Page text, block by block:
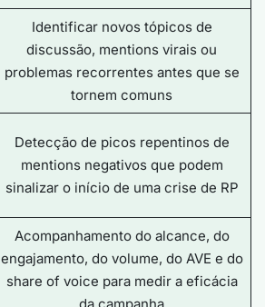
Identificar novos tópicos de
discussão, mentions virais ou
problemas recorrentes antes que se
tornem comuns
Detecção de picos repentinos de
mentions negativos que podem
sinalizar o início de uma crise de RP
Acompanhamento do alcance, do
engajamento, do volume, do AVE e do
share of voice para medir a eficácia